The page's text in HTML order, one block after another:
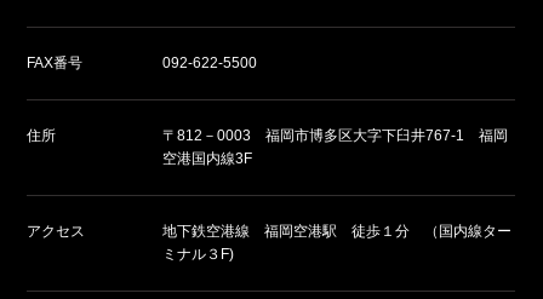
FAX番号 092-622-5500
住所
〒812－0003 福岡市博多区大字下臼井767-1 福岡
空港国内線3F
アクセス
地下鉄空港線 福岡空港駅 徒歩１分 （国内線ター
ミナル３F)